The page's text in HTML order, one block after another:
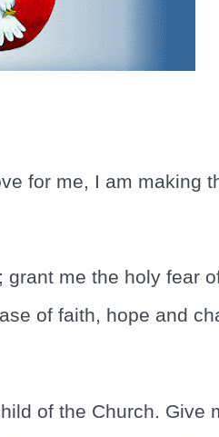
for me, I am making
me the holy fear
of faith, hope and
of the Church. Give